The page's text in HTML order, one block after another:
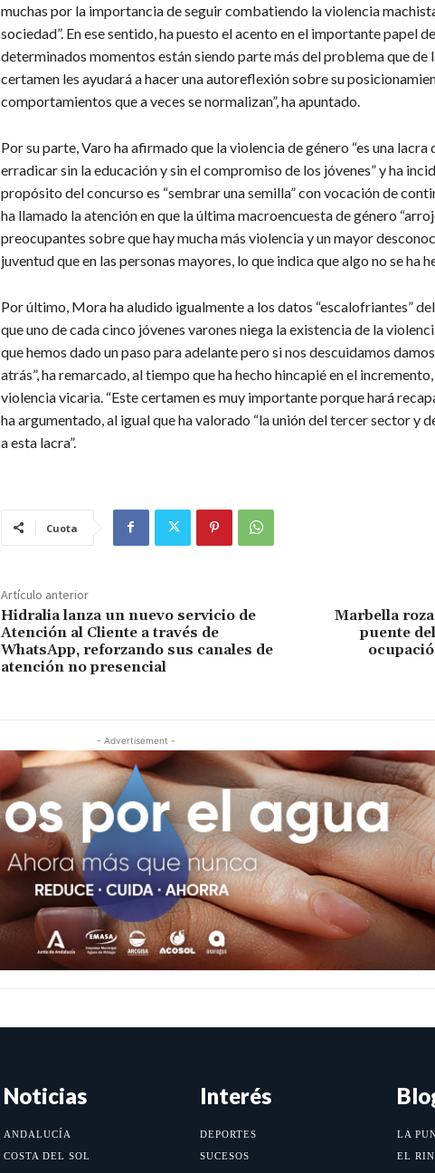
muchas por la importancia de seguir combatiendo la violencia
sociedad”. En ese sentido, ha puesto el acento en el importante papel
determinados momentos están siendo parte más del problema que de
certamen les ayudará a hacer una autoreflexión sobre su
comportamientos que a veces se normalizan”, ha apuntado.
Por su parte, Varo ha afirmado que la violencia de género “es una lacra
erradicar sin la educación y sin el compromiso de los jóvenes” y ha
propósito del concurso es “sembrar una semilla” con vocación de
ha llamado la atención en que la última macroencuesta de género
preocupantes sobre que hay mucha más violencia y un mayor
juventud que en las personas mayores, lo que indica que algo no se ha
Por último, Mora ha aludido igualmente a los datos “escalofriantes”
que uno de cada cinco jóvenes varones niega la existencia de la
que hemos dado un paso para adelante pero si nos descuidamos
atrás”, ha remarcado, al tiempo que ha hecho hincapié en el
violencia vicaria. “Este certamen es muy importante porque hará
ha argumentado, al igual que ha valorado “la unión del tercer sector y
a esta lacra”.
Cuota
Artículo anterior
Hidralia lanza un nuevo servicio de
Atención al Cliente a través de
WhatsApp, reforzando sus canales de
atención no presencial
Marbella
puente
- Advertisement -
Noticias
ANDALUCÍA
COSTA DEL SOL
Interés
DEPORTES
SUCESOS
LA
EL